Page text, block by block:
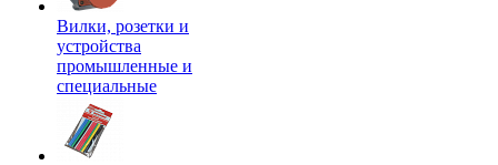
Вилки, розетки и
устройства
промышленные и
специальные